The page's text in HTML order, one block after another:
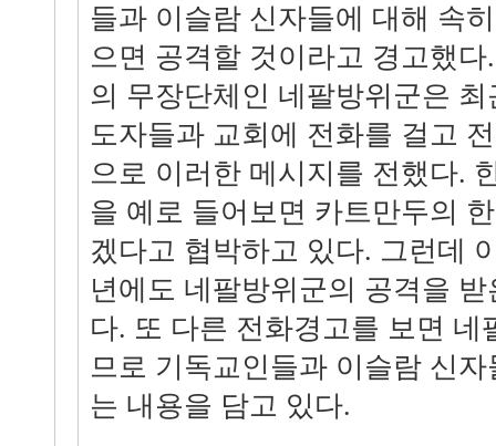
들과 이슬람 신자들에 대해 속
으면 공격할 것이라고 경고했
의 무장단체인 네팔방위군은
도자들과 교회에 전화를 걸고
으로 이러한 메시지를 전했다.
을 예로 들어보면 카트만두의
겠다고 협박하고 있다. 그런데
년에도 네팔방위군의 공격을
다. 또 다른 전화경고를 보면 네
므로 기독교인들과 이슬람 신
는 내용을 담고 있다.